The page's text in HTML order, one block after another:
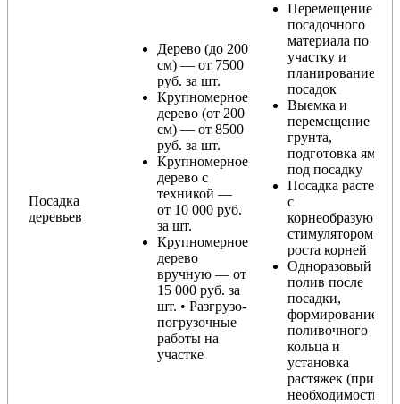
Посадка
деревьев
Дерево (до 200
см) — от 7500
руб. за шт.
Крупномерное
дерево (от 200
см) — от 8500
руб. за шт.
Крупномерное
дерево с
техникой —
от 10 000 руб.
за шт.
Крупномерное
дерево
вручную — от
15 000 руб. за
шт. • Разгрузо-
погрузочные
работы на
участке
Перемещение
посадочного
материала по
участку и
планирование
посадок
Выемка и
перемещение
грунта,
подготовка ямы
под посадку
Посадка растения
с
корнеобразующим
стимулятором
роста корней
Одноразовый
полив после
посадки,
формирование
поливочного
кольца и
установка
растяжек (при
необходимости)